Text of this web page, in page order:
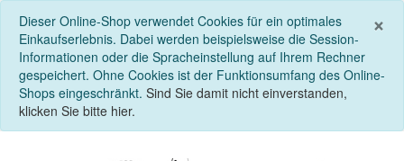
×
Dieser Online-Shop verwendet Cookies für ein optimales
Einkaufserlebnis. Dabei werden beispielsweise die Session-
Informationen oder die Spracheinstellung auf Ihrem Rechner
gespeichert. Ohne Cookies ist der Funktionsumfang des Online-
Shops eingeschränkt. Sind Sie damit nicht einverstanden,
klicken Sie bitte hier.